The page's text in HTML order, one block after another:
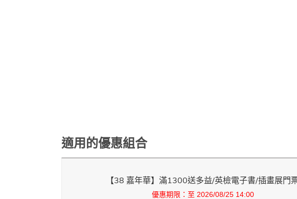
適用的優惠組合
【38 嘉年華】滿1300送多益/英檢電子書/插畫展門
優惠期限：至 2026/08/25 14:00